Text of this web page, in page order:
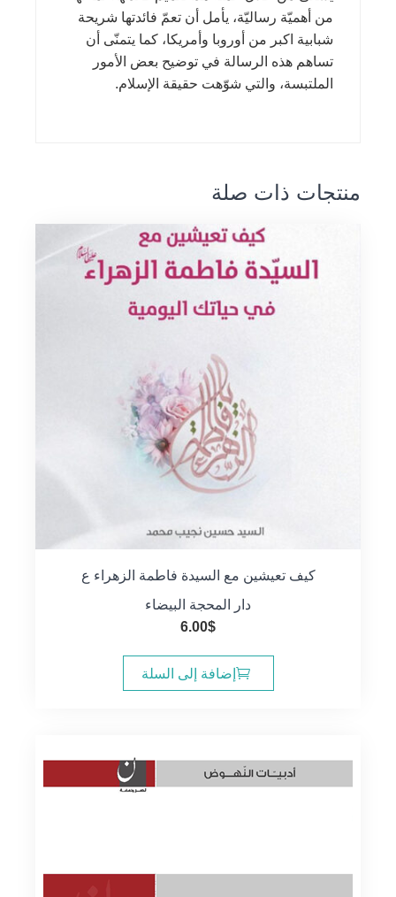
من أهميّة رساليّة، يأمل أن تعمّ فائدتها شريحة
شبابية اكبر من أوروبا وأمريكا، كما يتمنّى أن
تساهم هذه الرسالة في توضيح بعض الأمور
الملتبسة، والتي شوّهت حقيقة الإسلام.
منتجات ذات صلة
كيف تعيشين مع السيدة فاطمة الزهراء ع
دار المحجة البيضاء
6.00$
إضافة إلى السلة